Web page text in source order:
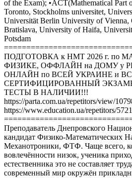
of the Exam); •ACT(Mathematical Part
Toronto, Stockholms universitet,
Universität Berlin University of Vienna,
Bratislava, University of Haifa,
Potsdam
ПОДГОТОВКА к НМТ 2026 г. по
ФИЗИКЕ, ОФФЛАЙН на ДОМУ у
ОНЛАЙН по ВСЕЙ УКРАИНЕ и
СЕРТИФИЦИРОВАННЫЙ
ТЕСТЫ В НАЛИЧИИ!!!
https://parta.com.ua/repetitors/view/
https://www.education.ua/repetitors/
Преподаватель Днепровского
кандидат Физико-Математических
Механотроники, ФТФ. Чаще всего,
вовлечённости низок, ученика
естественника это не составляет
современный мир окружён